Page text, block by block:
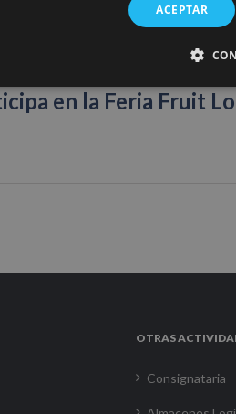
en la Feria Fruit
OTRAS
Consignataria
ACEPTAR